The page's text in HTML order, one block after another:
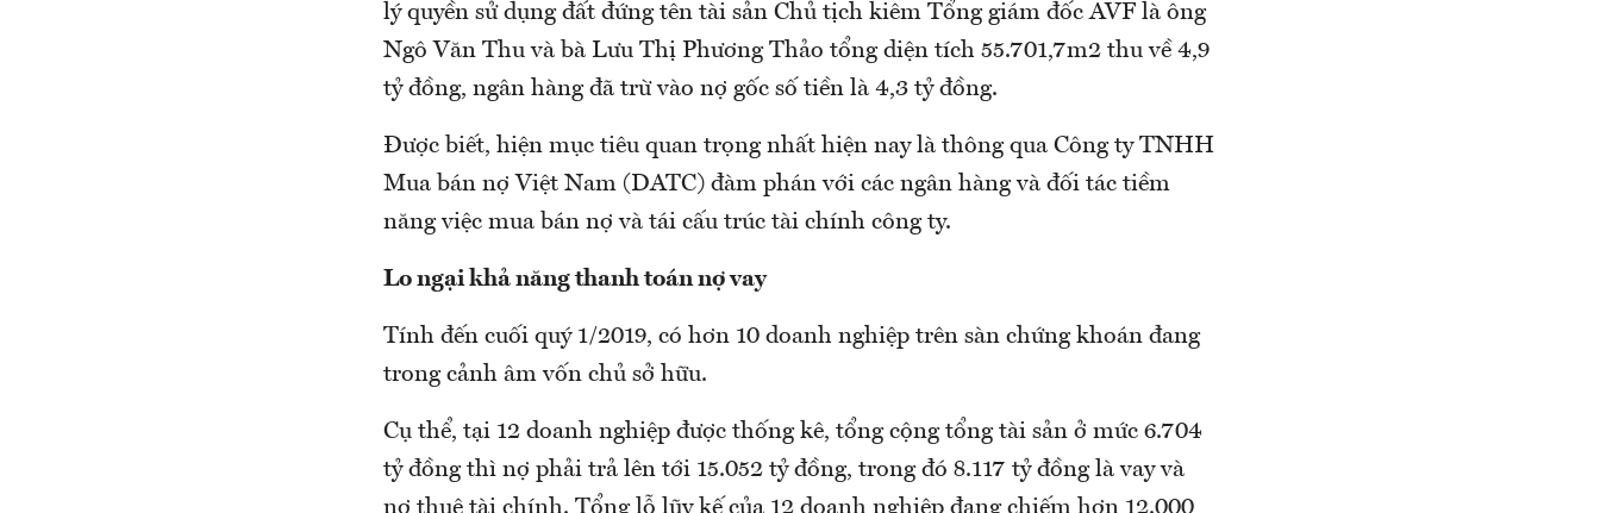
lý quyền sử dụng đất đứng tên tài sản Chủ tịch kiêm Tổng giám đốc AVF là ông
Ngô Văn Thu và bà Lưu Thị Phương Thảo tổng diện tích 55.701,7m2 thu về 4,9
tỷ đồng, ngân hàng đã trừ vào nợ gốc số tiền là 4,3 tỷ đồng.
Được biết, hiện mục tiêu quan trọng nhất hiện nay là thông qua Công ty TNHH
Mua bán nợ Việt Nam (DATC) đàm phán với các ngân hàng và đối tác tiềm
năng việc mua bán nợ và tái cấu trúc tài chính công ty.
Lo ngại khả năng thanh toán nợ vay
Tính đến cuối quý 1/2019, có hơn 10 doanh nghiệp trên sàn chứng khoán đang
trong cảnh âm vốn chủ sở hữu.
Cụ thể, tại 12 doanh nghiệp được thống kê, tổng cộng tổng tài sản ở mức 6.704
tỷ đồng thì nợ phải trả lên tới 15.052 tỷ đồng, trong đó 8.117 tỷ đồng là vay và
nợ thuê tài chính. Tổng lỗ lũy kế của 12 doanh nghiệp đang chiếm hơn 12.000